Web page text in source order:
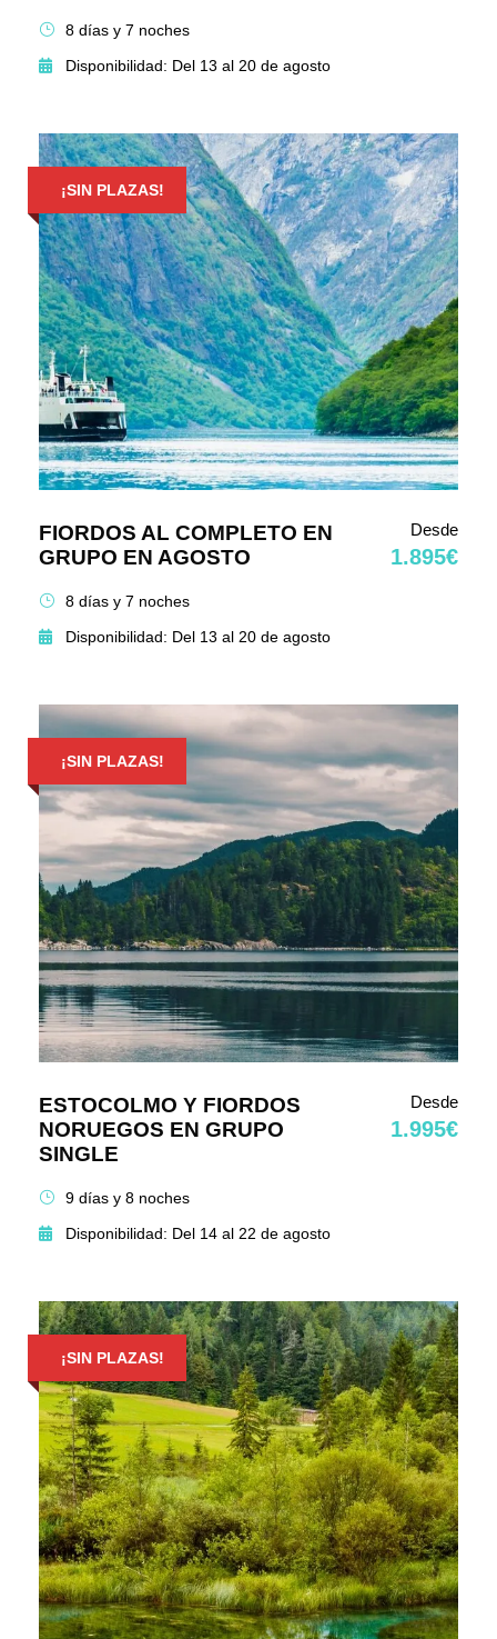
8 días y 7 noches
Disponibilidad: Del 13 al 20 de agosto
¡SIN PLAZAS!
FIORDOS AL COMPLETO EN
GRUPO EN AGOSTO
Desde
1.895€
8 días y 7 noches
Disponibilidad: Del 13 al 20 de agosto
¡SIN PLAZAS!
ESTOCOLMO Y FIORDOS
NORUEGOS EN GRUPO
SINGLE
Desde
1.995€
9 días y 8 noches
Disponibilidad: Del 14 al 22 de agosto
¡SIN PLAZAS!